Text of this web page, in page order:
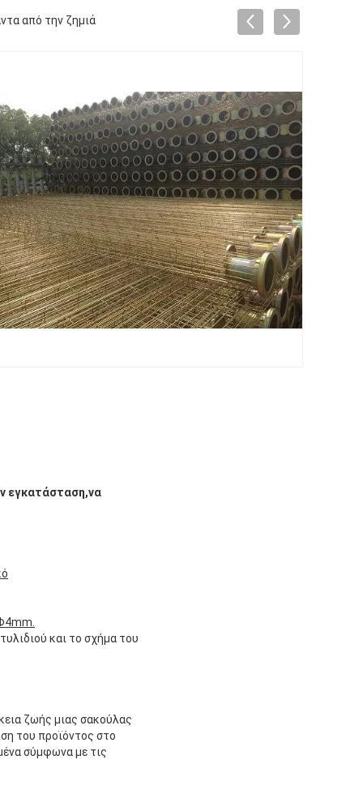
από την ζημιά
εγκατάσταση,να
και το σχήμα του
ζωής μιας σακούλας
του προϊόντος στο
σύμφωνα με τις